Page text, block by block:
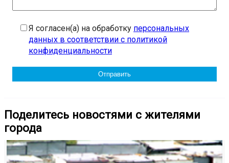
Я согласен(а) на обработку персональных
данных в соответствии с политикой
конфиденциальности
Поделитесь новостями с жителями
города